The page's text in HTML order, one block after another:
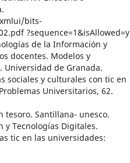
bits-
?sequence=1&isAllowed=y
de la Información y
docentes. Modelos y
Universidad de Granada.
sociales y culturales con tic en
Universitarios, 62.
tesoro. Santillana- unesco.
y Tecnologías Digitales.
tic en las universidades: